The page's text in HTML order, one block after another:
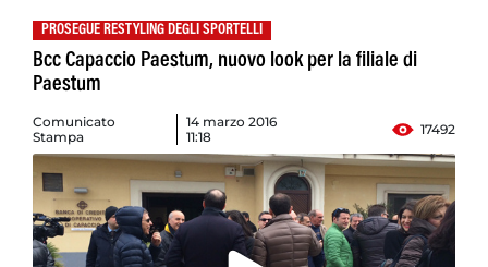
PROSEGUE RESTYLING DEGLI SPORTELLI
Bcc Capaccio Paestum, nuovo look per la filiale di
Paestum
Comunicato
Stampa
14 marzo 2016
11:18
17492